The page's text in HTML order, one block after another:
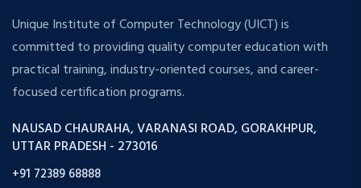
Unique Institute of Computer Technology (UICT) is
committed to providing quality computer education with
practical training, industry-oriented courses, and career-
focused certification programs.
NAUSAD CHAURAHA, VARANASI ROAD, GORAKHPUR,
UTTAR PRADESH - 273016
+91 72389 68888